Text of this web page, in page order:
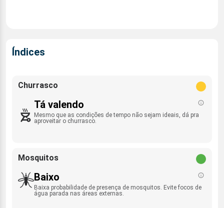
Índices
Churrasco
Tá valendo
Mesmo que as condições de tempo não sejam ideais, dá pra
aproveitar o churrasco.
Mosquitos
Baixo
Baixa probabilidade de presença de mosquitos. Evite focos de
água parada nas áreas externas.